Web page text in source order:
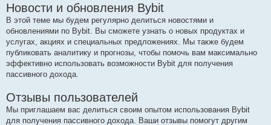
Новости и обновления Bybit
В этой теме мы будем регулярно делиться новостями и
обновлениями по Bybit. Вы сможете узнать о новых продуктах и
услугах, акциях и специальных предложениях. Мы также будем
публиковать аналитику и прогнозы, чтобы помочь вам максимально
эффективно использовать возможности Bybit для получения
пассивного дохода.
Отзывы пользователей
Мы приглашаем вас делиться своим опытом использования Bybit
для получения пассивного дохода. Ваши отзывы помогут другим